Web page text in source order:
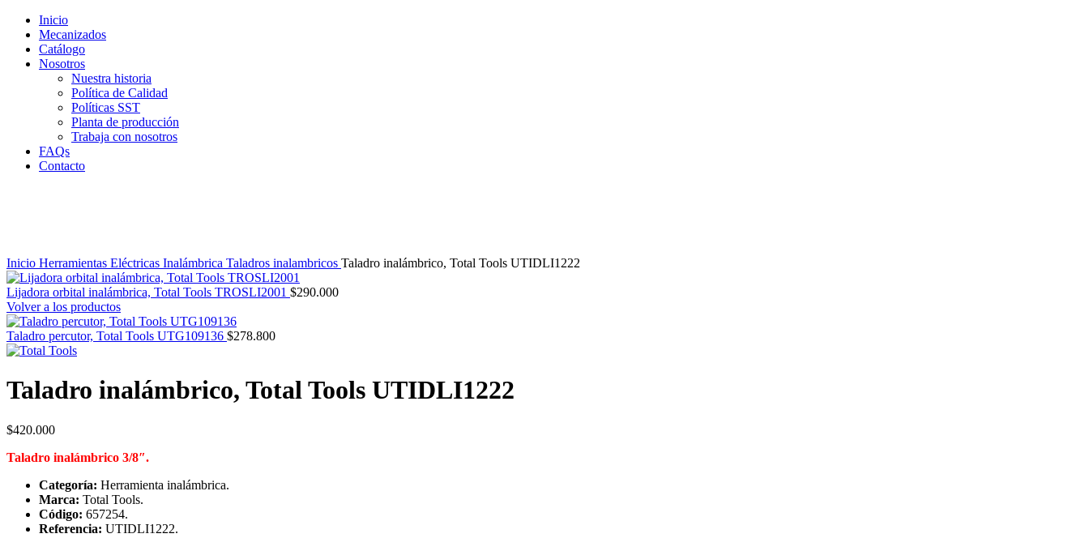
Inicio
Mecanizados
Catálogo
Nosotros
Nuestra historia
Política de Calidad
Políticas SST
Planta de producción
Trabaja con nosotros
FAQs
Contacto
Inicio Herramientas Eléctricas Inalámbrica Taladros inalambricos Taladro inalámbrico, Total Tools UTIDLI1222
Lijadora orbital inalámbrica, Total Tools TROSLI2001 $290.000
Volver a los productos
Taladro percutor, Total Tools UTG109136 $278.800
Taladro inalámbrico, Total Tools UTIDLI1222
$420.000
Taladro inalámbrico 3/8″.
Categoría: Herramienta inalámbrica.
Marca: Total Tools.
Código: 657254.
Referencia: UTIDLI1222.